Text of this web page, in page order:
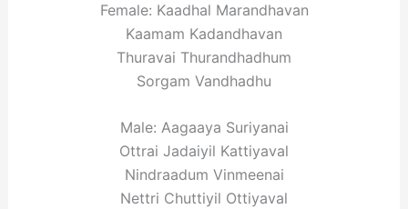
Female: Kaadhal Marandhavan
Kaamam Kadandhavan
Thuravai Thurandhadhum
Sorgam Vandhadhu
Male: Aagaaya Suriyanai
Ottrai Jadaiyil Kattiyaval
Nindraadum Vinmeenai
Nettri Chuttiyil Ottiyaval